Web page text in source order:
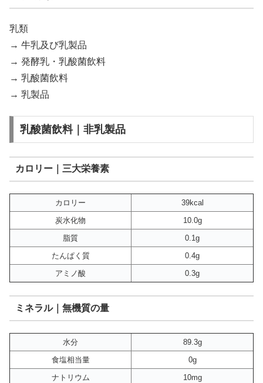
乳類
→ 牛乳及び乳製品
→ 発酵乳・乳酸菌飲料
→ 乳酸菌飲料
→ 乳製品
乳酸菌飲料｜非乳製品
カロリー｜三大栄養素
カロリー
39kcal
炭水化物
10.0g
脂質
0.1g
たんぱく質
0.4g
アミノ酸
0.3g
ミネラル｜無機質の量
水分
89.3g
食塩相当量
0g
ナトリウム
10mg